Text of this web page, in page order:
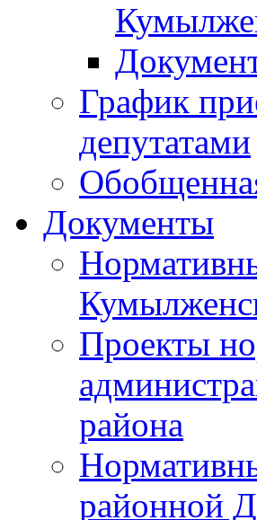
График
депутатами
Документы
Проекты
района
районной